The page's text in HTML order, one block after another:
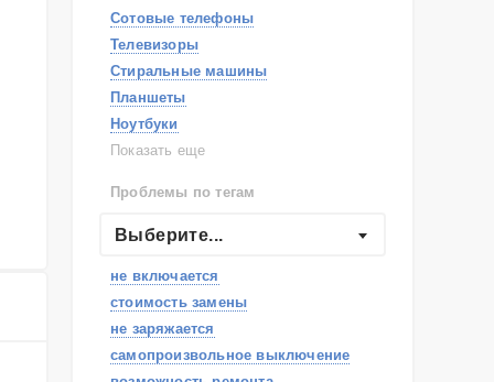
Сотовые телефоны
Телевизоры
Стиральные машины
Планшеты
Ноутбуки
Холодильники
Посудомоечные машины
Наушники
Показать еще
Проблемы по тегам
Выберите...
не включается
стоимость замены
не заряжается
самопроизвольное выключение